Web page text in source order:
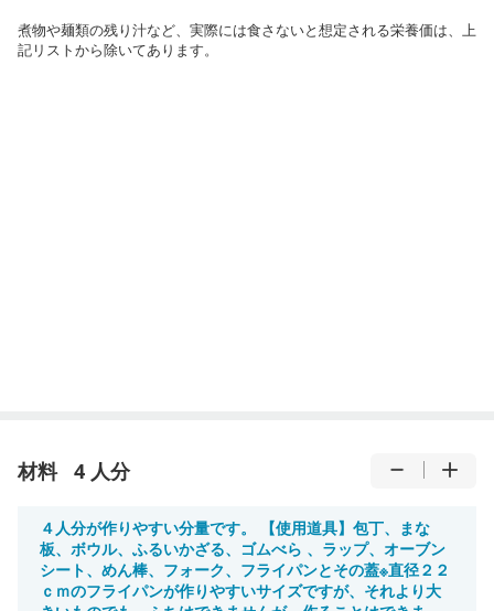
煮物や麺類の残り汁など、実際には食さないと想定される栄養価は、上
記リストから除いてあります。
材料 4 人分
４人分が作りやすい分量です。 【使用道具】包丁、まな
板、ボウル、ふるいかざる、ゴムべら 、ラップ、オーブン
シート、めん棒、フォーク、フライパンとその蓋※直径２２
ｃｍのフライパンが作りやすいサイズですが、それより大